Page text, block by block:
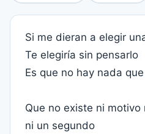
Si me dieran a elegir
Te elegiría sin pensarlo
Es que no hay nada
Que no existe ni
ni un segundo